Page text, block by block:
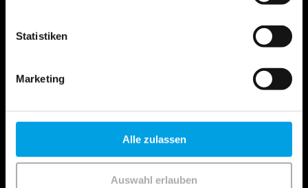
Statistiken
Marketing
Alle zulassen
Auswahl erlauben
Rückruf erhalten